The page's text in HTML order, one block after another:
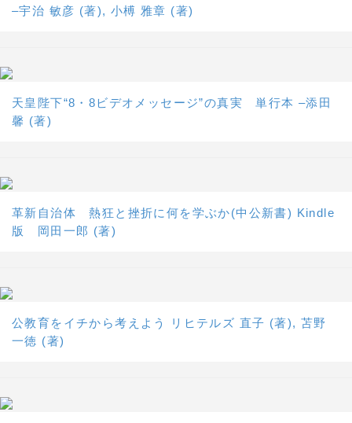
–宇治 敏彦 (著), 小榑 雅章 (著)
天皇陛下“8・8ビデオメッセージ”の真実 単行本 –添田
馨 (著)
革新自治体 熱狂と挫折に何を学ぶか(中公新書) Kindle
版 岡田一郎 (著)
公教育をイチから考えよう リヒテルズ 直子 (著), 苫野
一徳 (著)